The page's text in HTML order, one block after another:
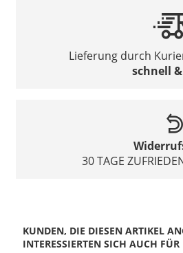
Lieferung durch
schnell
30 TAGE
KUNDEN, DIE DIESEN ARTIKEL
INTERESSIERTEN SICH AUCH